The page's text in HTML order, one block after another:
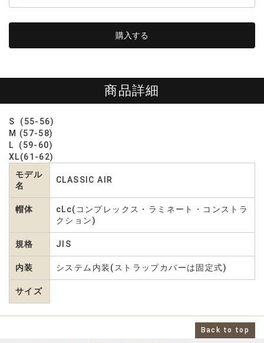
商品詳細
S (55-56)
M (57-58)
L (59-60)
XL(61-62)
モデル
名
CLASSIC AIR
帽体
cLc(コンプレックス・ラミネート・コンストラ
クション)
規格 JIS
内装 システム内装(ストラップカバーは固定式)
サイズ
Back to top